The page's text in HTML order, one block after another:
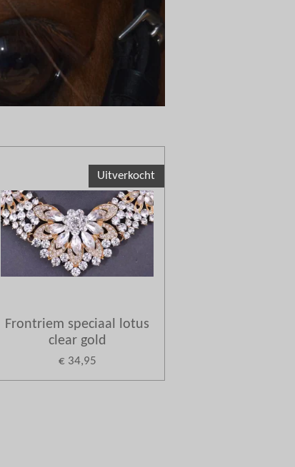
Uitverkocht
Frontriem speciaal lotus
clear gold
€ 34,95